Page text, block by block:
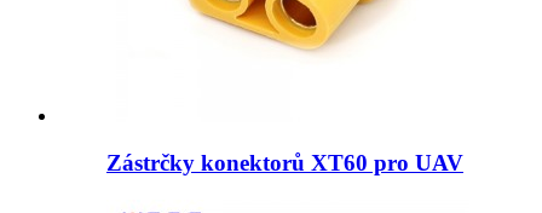
Zástrčky konektorů XT60 pro UAV